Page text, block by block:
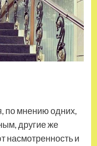
по мнению одних,
другие же
насмотренность и